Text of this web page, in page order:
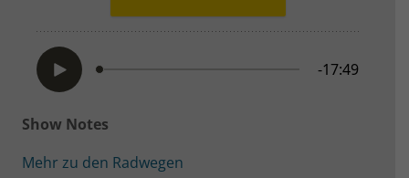
Show Notes
Mehr zu den Radwegen